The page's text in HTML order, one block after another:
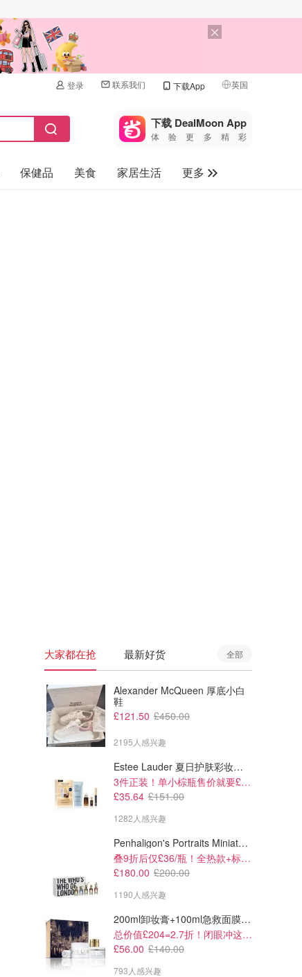
登录 联系我们 下载App 英国
🇺🇸
🇨🇳 中国
🇨🇦加拿大
下载 DealMoon App
体验更多精彩
保健品 美食 家居生活
更多
adidas Samba OG 麂皮休闲鞋
£105.00 £130.00
Nike Air Max Moto 2K 网眼皮
革运动鞋
Selfridges
大家都在抢 最新好货 全部
Alexander McQueen 厚底小白
鞋
£121.50 £450.00
2195人感兴趣
Estee Lauder 夏日护肤彩妆礼盒
3件正装！单小棕瓶售价就要£65！
£35.64 £151.00
1282人感兴趣
Penhaligon's Portraits Miniature Collection 香氛套装 5瓶装
叠9折后仅£36/瓶！全热款+标志性兽首头
£180.00 £200.00
1190人感兴趣
200ml卸妆膏+100ml急救面膜+面霜+洁颜布
总价值£204=2.7折！闭眼冲这套！
£56.00 £140.00
793人感兴趣